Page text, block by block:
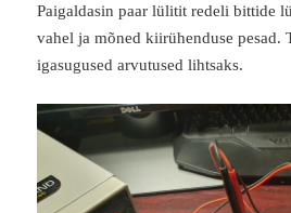
Paigaldasin paar lülitit redeli bittide
vahel ja mõned kiirühenduse pesad.
igasugused arvutused lihtsaks.